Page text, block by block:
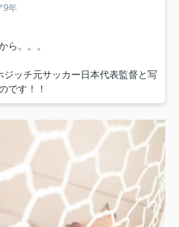
9年
ら。。。
ッチ元サッカー日本代表監督と写
です！！